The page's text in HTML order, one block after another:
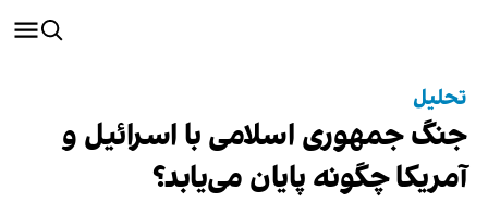
تحلیل
جنگ جمهوری اسلامی با اسرائیل و
آمریکا چگونه پایان می‌یابد؟